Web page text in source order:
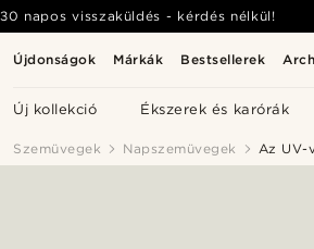
Újdonságok Márkák Bestsellerek
Új kollekció Ékszerek és karórák
30 napos visszaküldés - kérdés nélkül!
Szemüvegek Napszemüvegek Az UV-